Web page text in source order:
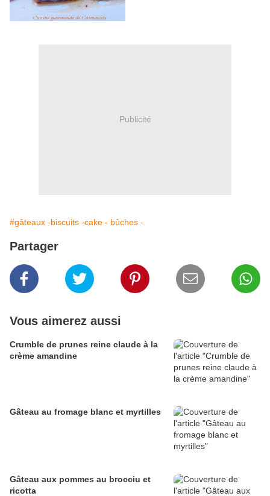
Publicité
#gâteaux -biscuits -cake - bûches -
Partager
Vous aimerez aussi
Crumble de prunes reine claude à la
crème amandine
Gâteau au fromage blanc et myrtilles
Gâteau aux pommes au brocciu et
ricotta